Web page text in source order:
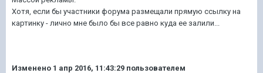
Хотя, если бы участники форума размещали прямую ссылку на
картинку - лично мне было бы все равно куда ее залили...
Изменено 1 апр 2016, 11:43:29 пользователем